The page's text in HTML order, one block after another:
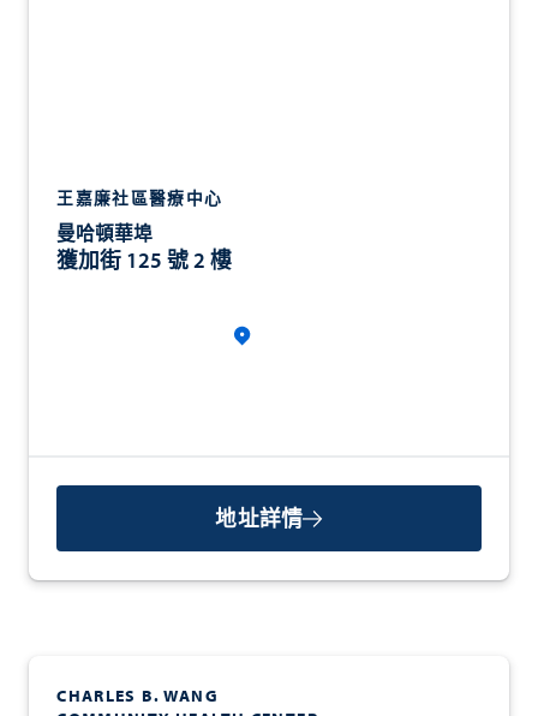
王嘉廉社區醫療中心
曼哈頓華埠
獲加街 125 號 2 樓
地址詳情
CHARLES B. WANG